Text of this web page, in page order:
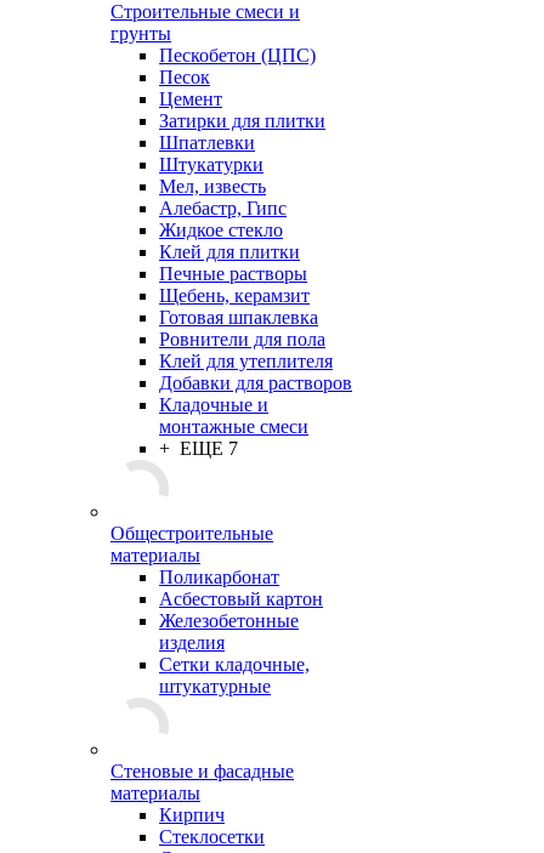
Строительные смеси и
грунты
Пескобетон (ЦПС)
Песок
Цемент
Затирки для плитки
Шпатлевки
Штукатурки
Мел, известь
Алебастр, Гипс
Жидкое стекло
Клей для плитки
Печные растворы
Щебень, керамзит
Готовая шпаклевка
Ровнители для пола
Клей для утеплителя
Добавки для растворов
Кладочные и
монтажные смеси
+ ЕЩЕ 7
Общестроительные
материалы
Поликарбонат
Асбестовый картон
Железобетонные
изделия
Сетки кладочные,
штукатурные
Стеновые и фасадные
материалы
Кирпич
Стеклосетки